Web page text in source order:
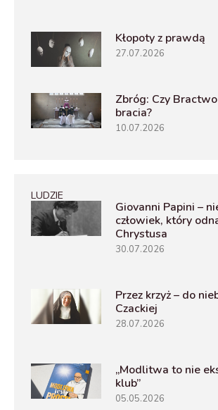
Kłopoty z prawdą
27.07.2026
Zbróg: Czy
bracia?
10.07.2026
LUDZIE
Giovanni Papini –
człowiek, który
Chrystusa
30.07.2026
Przez krzyż – do
Czackiej
28.07.2026
„Modlitwa to nie
klub”
05.05.2026